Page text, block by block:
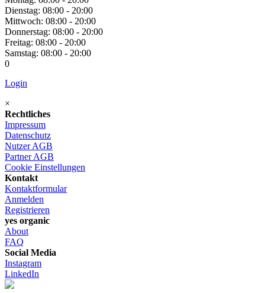
Dienstag: 08:00 - 20:00
Mittwoch: 08:00 - 20:00
Donnerstag: 08:00 - 20:00
Freitag: 08:00 - 20:00
Samstag: 08:00 - 20:00
0
Login
×
Rechtliches
Impressum
Datenschutz
Nutzer AGB
Partner AGB
Cookie Einstellungen
Kontakt
Kontaktformular
Anmelden
Registrieren
yes organic
About
FAQ
Social Media
Instagram
LinkedIn